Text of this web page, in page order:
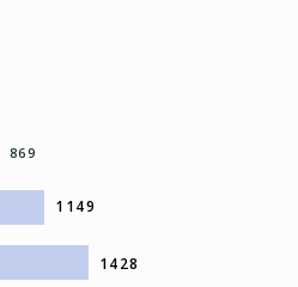
869
1149
1428